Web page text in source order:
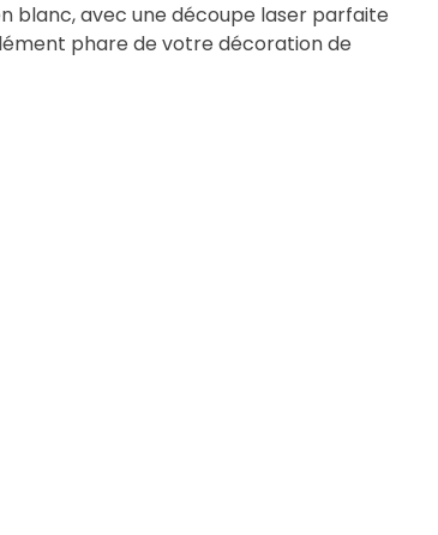
blanc, avec une découpe laser parfaite
phare de votre décoration de